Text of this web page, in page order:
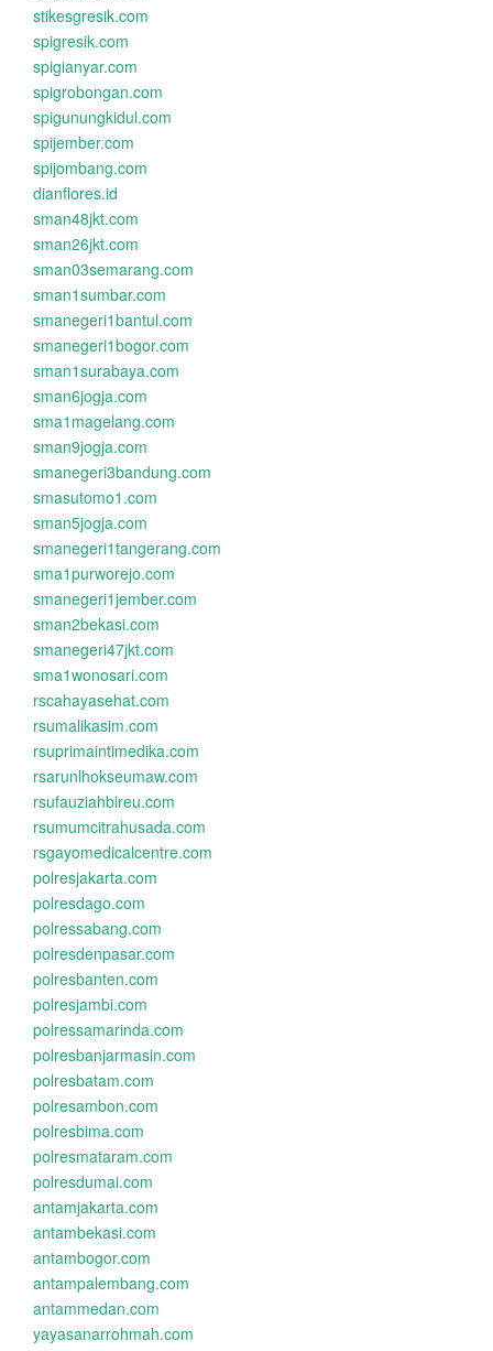
stikesgresik.com
spigresik.com
spigianyar.com
spigrobongan.com
spigunungkidul.com
spijember.com
spijombang.com
dianflores.id
sman48jkt.com
sman26jkt.com
sman03semarang.com
sman1sumbar.com
smanegeri1bantul.com
smanegeri1bogor.com
sman1surabaya.com
sman6jogja.com
sma1magelang.com
sman9jogja.com
smanegeri3bandung.com
smasutomo1.com
sman5jogja.com
smanegeri1tangerang.com
sma1purworejo.com
smanegeri1jember.com
sman2bekasi.com
smanegeri47jkt.com
sma1wonosari.com
rscahayasehat.com
rsumalikasim.com
rsuprimaintimedika.com
rsarunlhokseumaw.com
rsufauziahbireu.com
rsumumcitrahusada.com
rsgayomedicalcentre.com
polresjakarta.com
polresdago.com
polressabang.com
polresdenpasar.com
polresbanten.com
polresjambi.com
polressamarinda.com
polresbanjarmasin.com
polresbatam.com
polresambon.com
polresbima.com
polresmataram.com
polresdumai.com
antamjakarta.com
antambekasi.com
antambogor.com
antampalembang.com
antammedan.com
yayasanarrohmah.com